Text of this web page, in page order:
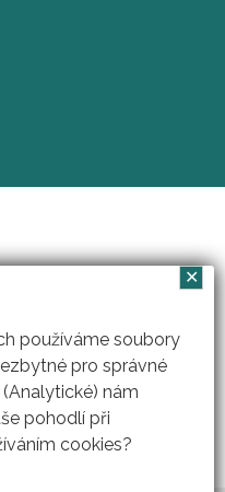
používáme soubory
pro správné
nám
pohodlí při
cookies?
✕